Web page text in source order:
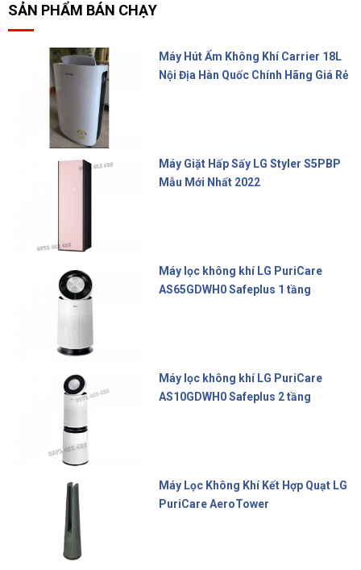
SẢN PHẨM BÁN CHẠY
Máy Hút Ẩm Không Khí Carrier 18L
Nội Địa Hàn Quốc Chính Hãng Giá Rẻ
Máy Giặt Hấp Sấy LG Styler S5PBP
Mẫu Mới Nhất 2022
Máy lọc không khí LG PuriCare
AS65GDWH0 Safeplus 1 tầng
Máy lọc không khí LG PuriCare
AS10GDWH0 Safeplus 2 tầng
Máy Lọc Không Khí Kết Hợp Quạt LG
PuriCare AeroTower